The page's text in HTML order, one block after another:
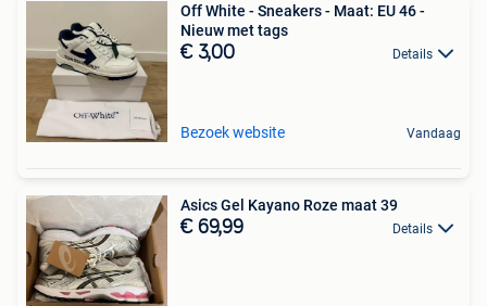
Off White - Sneakers - Maat: EU 46 -
Nieuw met tags
€ 3,00 Details
Bezoek website Vandaag
Asics Gel Kayano Roze maat 39
€ 69,99 Details